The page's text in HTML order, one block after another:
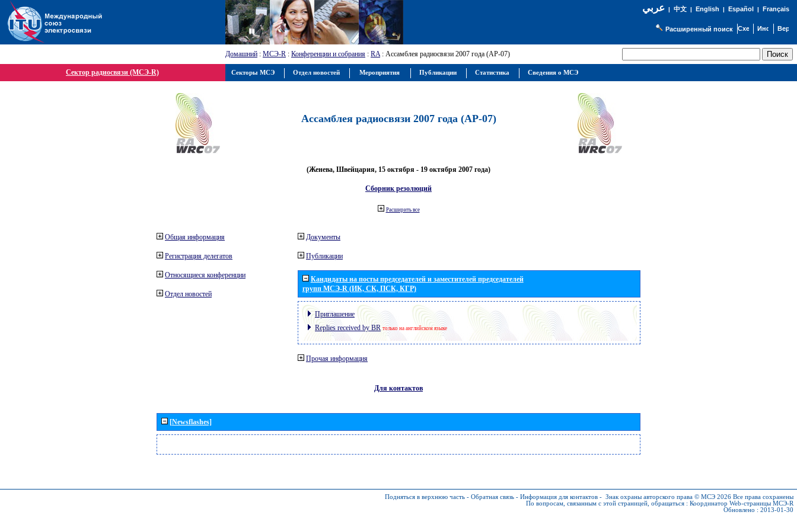
عربي| 中文| English | Español | Français
Расширенный поиск
Домашний : МСЭ-R : Конференции и собрания : RA: Ассамблея радиосвязи 2007 года (АР-07)
Сектор радиосвязи (МСЭ-R)
Ассамблея радиосвязи 2007 года (АР-07)
(Женева, Швейцария, 15 октября - 19 октября 2007 года)
Сборник резолюций
Расширить все
Общая информация
Регистрация делегатов
Относящиеся конференции
Отдел новостей
Документы
Публикации
Кандидаты на посты председателей и заместителей председателей
групп МСЭ-R (ИК, СК, ПСК, КГР)
Приглашение
Replies received by BR только на английском языке
Прочая информация
Для контактов
[Newsflashes]
Подняться в верхнюю часть - Обратная связь - Информация для контактов - Знак охраны авторского права © МСЭ 2026 Все права сохранены
По вопросам, связанным с этой страницей, обращаться : Координатор Web-страницы МСЭ-R
Обновлено : 2013-01-30
Секторы МСЭ Отдел новостей Мероприятия Публикации Статистика Сведения о МСЭ